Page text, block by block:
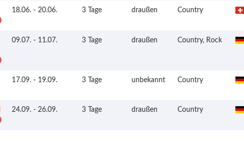
18.06. - 20.06. 3 Tage draußen Country
09.07. - 11.07. 3 Tage draußen Country, Rock
17.09. - 19.09. 3 Tage unbekannt Country
24.09. - 26.09. 3 Tage draußen Country